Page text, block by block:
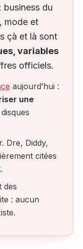
business du
mode et
çà et là sont
variables
officiels.
aujourd’hui :
une
Dre, Diddy,
citées
des
: aucun